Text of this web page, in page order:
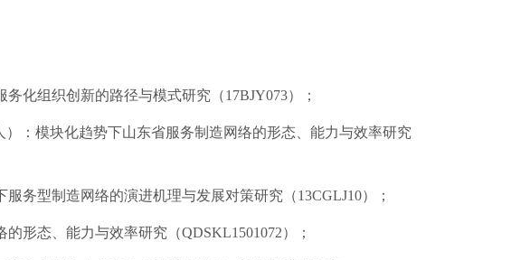
务化组织创新的路径与模式研究（17BJY073）；
）： 模块化趋势下山东省服务制造网络的形态、能力与效率研究
服务型制造网络的演进机理与发展对策研究（13CGLJ10）；
的形态、能力与效率研究（QDSKL1501072）；